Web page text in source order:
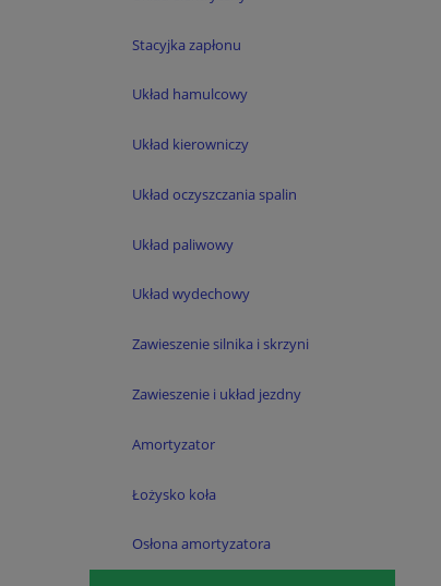
Stacyjka zapłonu
Układ hamulcowy
Układ kierowniczy
Układ oczyszczania spalin
Układ paliwowy
Układ wydechowy
Zawieszenie silnika i skrzyni
Zawieszenie i układ jezdny
Amortyzator
Łożysko koła
Osłona amortyzatora